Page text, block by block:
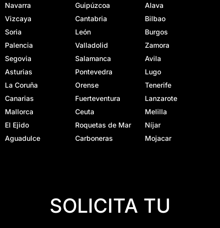
Navarra
Guipúzcoa
Alava
Vizcaya
Cantabria
Bilbao
Soria
León
Burgos
Palencia
Valladolid
Zamora
Segovia
Salamanca
Avila
Asturias
Pontevedra
Lugo
La Coruña
Orense
Tenerife
Canarias
Fuerteventura
Lanzarote
Mallorca
Ceuta
Melilla
El Ejido
Roquetas de Mar
Níjar
Aguadulce
Carboneras Mojacar
SOLICITA TU